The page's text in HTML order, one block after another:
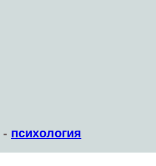
- психология